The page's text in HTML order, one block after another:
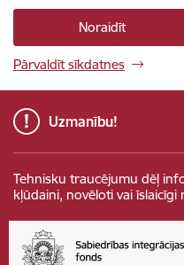
Noraidīt
Pārvaldīt sīkdatnes
Uzmanību!
Tehnisku traucējumu dēļ
kļūdaini, novēloti vai īslaicīgi